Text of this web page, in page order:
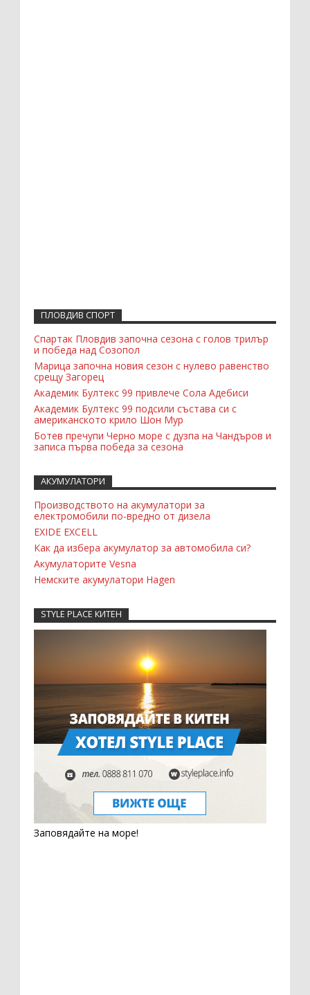
ПЛОВДИВ СПОРТ
Спартак Пловдив започна сезона с голов трилър
и победа над Созопол
Марица започна новия сезон с нулево равенство
срещу Загорец
Академик Бултекс 99 привлече Сола Адебиси
Академик Бултекс 99 подсили състава си с
американското крило Шон Мур
Ботев пречупи Черно море с дузпа на Чандъров и
записа първа победа за сезона
АКУМУЛАТОРИ
Производството на акумулатори за
електромобили по-вредно от дизела
EXIDE EXCELL
Как да избера акумулатор за автомобила си?
Акумулаторите Vesna
Немските акумулатори Hagen
STYLE PLACE КИТЕН
Заповядайте на море!